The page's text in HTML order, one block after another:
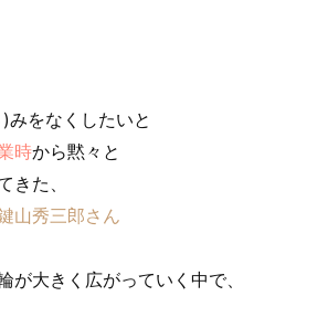
みをなくしたいと
時から黙々と
きた、
山秀三郎さん
が大きく広がっていく中で、